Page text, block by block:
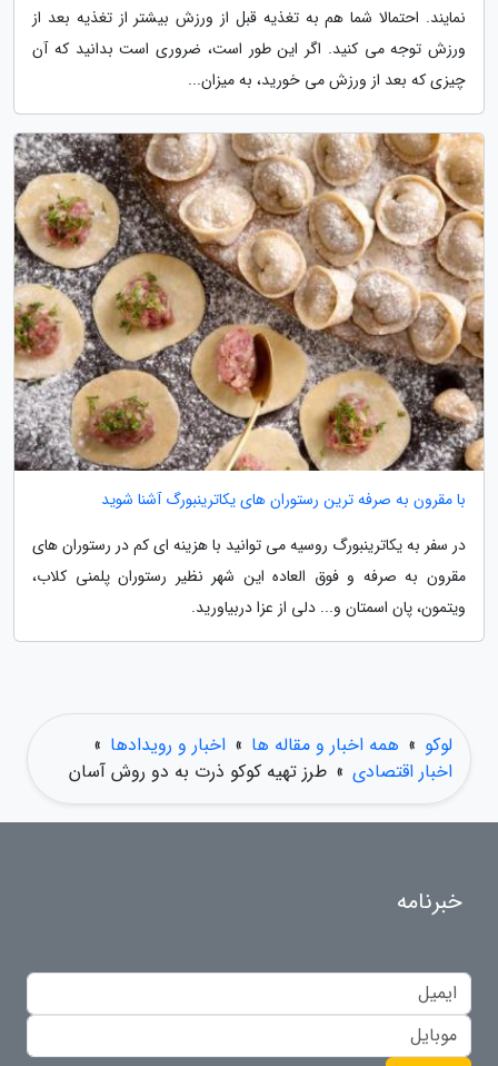
نمایند. احتمالا شما هم به تغذیه قبل از ورزش بیشتر از تغذیه بعد از
ورزش توجه می کنید. اگر این طور است، ضروری است بدانید که آن
چیزی که بعد از ورزش می خورید، به میزان...
با مقرون به صرفه ترین رستوران های یکاترینبورگ آشنا شوید
در سفر به یکاترینبورگ روسیه می توانید با هزینه ای کم در رستوران های
مقرون به صرفه و فوق العاده این شهر نظیر رستوران پلمنی کلاب،
ویتمون، پان اسمتان و... دلی از عزا دربیاورید.
لوکو » همه اخبار و مقاله ها » اخبار و رویدادها »
اخبار اقتصادی » طرز تهیه کوکو ذرت به دو روش آسان
خبرنامه